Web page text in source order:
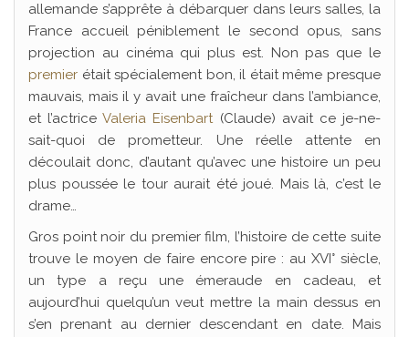
allemande s’apprête à débarquer dans leurs salles, la
France accueil péniblement le second opus, sans
projection au cinéma qui plus est. Non pas que le
premier était spécialement bon, il était même presque
mauvais, mais il y avait une fraîcheur dans l’ambiance,
et l’actriceValeria Eisenbart(Claude) avait ce je-ne-
sait-quoi de prometteur. Une réelle attente en
découlait donc, d’autant qu’avec une histoire un peu
plus poussée le tour aurait été joué. Mais là, c’est le
drame…
Gros point noir du premier film, l’histoire de cette suite
trouve le moyen de faire encore pire : au XVI° siècle,
un type a reçu une émeraude en cadeau, et
aujourd’hui quelqu’un veut mettre la main dessus en
s’en prenant au dernier descendant en date. Mais